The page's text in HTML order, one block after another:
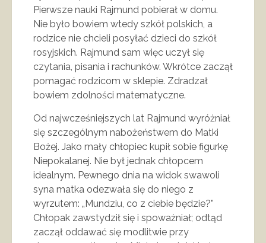
Pierwsze nauki Rajmund pobierał w domu.
Nie było bowiem wtedy szkół polskich, a
rodzice nie chcieli posyłać dzieci do szkół
rosyjskich. Rajmund sam więc uczył się
czytania, pisania i rachunków. Wkrótce zaczął
pomagać rodzicom w sklepie. Zdradzał
bowiem zdolności matematyczne.
Od najwcześniejszych lat Rajmund wyróżniał
się szczególnym nabożeństwem do Matki
Bożej. Jako mały chłopiec kupił sobie figurkę
Niepokalanej. Nie był jednak chłopcem
idealnym. Pewnego dnia na widok swawoli
syna matka odezwała się do niego z
wyrzutem: „Mundziu, co z ciebie będzie?”
Chłopak zawstydził się i spoważniał; odtąd
zaczął oddawać się modlitwie przy